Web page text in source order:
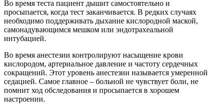
Во время теста пациент дышит самостоятельно и
просыпается, когда тест заканчивается. В редких случаях
необходимо поддерживать дыхание кислородной маской,
самонадувающимся мешком или эндотрахеальной
интубацией.
Во время анестезии контролируют насыщение крови
кислородом, артериальное давление и частоту сердечных
сокращений. Этот уровень анестезии называется умеренной
седацией. Самое главное – больной не чувствует боли, не
помнит ход обследования и просыпается в хорошем
настроении.